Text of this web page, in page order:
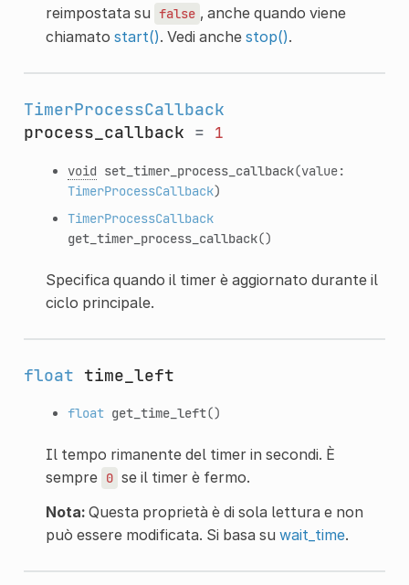
reimpostata su false , anche quando viene
chiamato start(). Vedi anche stop().
TimerProcessCallback
process_callback = 1
void set_timer_process_callback(value:
TimerProcessCallback)
TimerProcessCallback
get_timer_process_callback()
Specifica quando il timer è aggiornato durante il
ciclo principale.
float time_left
float get_time_left()
Il tempo rimanente del timer in secondi. È
sempre 0 se il timer è fermo.
Nota:Questa proprietà è di sola lettura e non
può essere modificata. Si basa su wait_time.